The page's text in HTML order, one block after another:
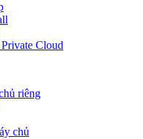
Cloud
riêng
chủ